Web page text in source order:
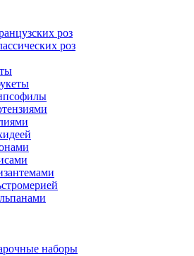
роз
роз
наборы